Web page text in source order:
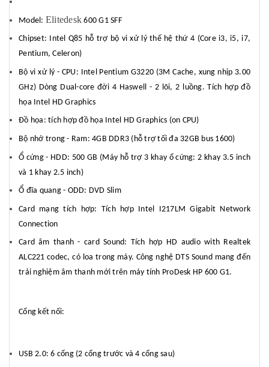
Model: Elitedesk 600 G1 SFF
Chipset: Intel Q85 hỗ trợ bộ vi xử lý thế hệ thứ 4 (Core i3, i5, i7,
Pentium, Celeron)
Bộ vi xử lý - CPU: Intel Pentium G3220 (3M Cache, xung nhịp 3.00
GHz) Dòng Dual-core đời 4 Haswell - 2 lõi, 2 luồng. Tích hợp đồ
họa Intel HD Graphics
Đồ họa: tích hợp đồ họa Intel HD Graphics (on CPU)
Bộ nhớ trong - Ram: 4GB DDR3 (hỗ trợ tối đa 32GB bus 1600)
Ổ cứng - HDD: 500 GB (Máy hỗ trợ 3 khay ổ cứng: 2 khay 3.5 inch
và 1 khay 2.5 inch)
Ổ đĩa quang - ODD: DVD Slim
Card mạng tích hợp: Tích hợp Intel I217LM Gigabit Network
Connection
Card âm thanh - card Sound: Tích hợp HD audio with Realtek
ALC221 codec, có loa trong máy. Công nghệ DTS Sound mang đến
trải nghiệm âm thanh mới trên máy tính ProDesk HP 600 G1.
Cổng kết nối:
USB 2.0: 6 cổng (2 cổng trước và 4 cổng sau)